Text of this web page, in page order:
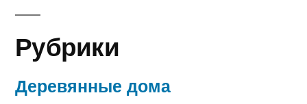
Рубрики
Деревянные дома